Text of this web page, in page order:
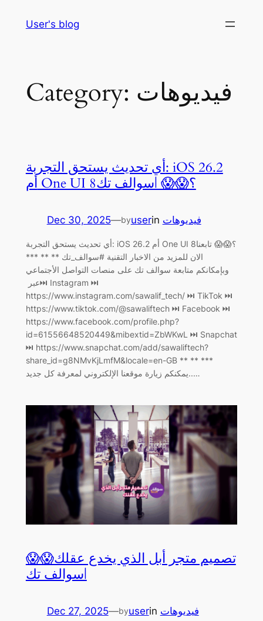
User's blog
Category: فيديوهات
أي تحديث يستحق التجربة: iOS 26.2
أم One UI 8؟😱😱 |سوالف تك
Dec 30, 2025—byuserin فيديوهات
أي تحديث يستحق التجربة: iOS 26.2 أم One UI 8؟😱😱 تابعنا
الان للمزيد من الاخبار التقنية #سوالف_تك ** ** ***
وبإمكانكم متابعة سوالف تك على منصات التواصل الأجتماعي
عبر ‏⏭ Instagram ⏭
https://www.instagram.com/sawalif_tech/ ‏⏭ TikTok ⏭
https://www.tiktok.com/@sawaliftech ‏⏭ Facebook ⏭
https://www.facebook.com/profile.php?
id=61556648520449&mibextid=ZbWKwL ‏⏭ Snapchat
⏭ https://www.snapchat.com/add/sawaliftech?
share_id=g8NMvKjLmfM&locale=en-GB ** ** ***
يمكنكم زيارة موقعنا الإلكتروني لمعرفة كل جديد..…
تصميم متجر أبل الذي يخدع عقلك😱😱
|سوالف تك
Dec 27, 2025—byuserin فيديوهات